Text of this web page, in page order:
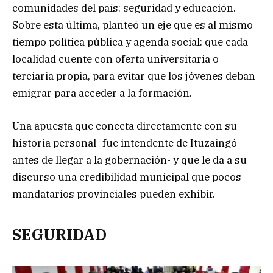
comunidades del país: seguridad y educación.
Sobre esta última, planteó un eje que es al mismo
tiempo política pública y agenda social: que cada
localidad cuente con oferta universitaria o
terciaria propia, para evitar que los jóvenes deban
emigrar para acceder a la formación.
Una apuesta que conecta directamente con su
historia personal -fue intendente de Ituzaingó
antes de llegar a la gobernación- y que le da a su
discurso una credibilidad municipal que pocos
mandatarios provinciales pueden exhibir.
SEGURIDAD